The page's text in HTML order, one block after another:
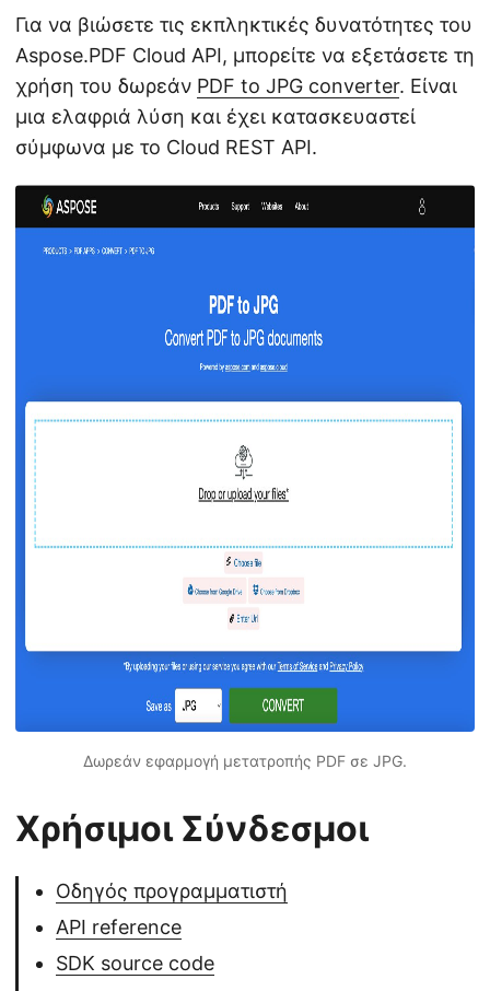
Για να βιώσετε τις εκπληκτικές δυνατότητες του
Aspose.PDF Cloud API, μπορείτε να εξετάσετε τη
χρήση του δωρεάν PDF to JPG converter. Είναι
μια ελαφριά λύση και έχει κατασκευαστεί
σύμφωνα με το Cloud REST API.
Δωρεάν εφαρμογή μετατροπής PDF σε JPG.
Χρήσιμοι Σύνδεσμοι
Οδηγός προγραμματιστή
API reference
SDK source code